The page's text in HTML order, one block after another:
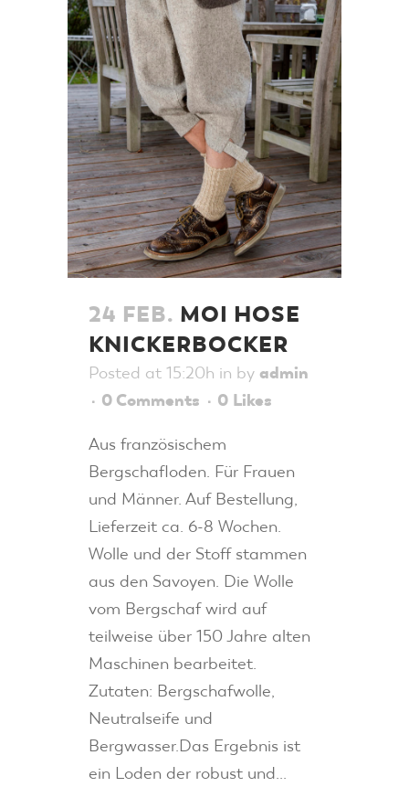
24 FEB. MOI HOSE
KNICKERBOCKER
Posted at 15:20h in by admin
0 Comments
0 Likes
Aus französischem
Bergschafloden. Für Frauen
und Männer. Auf Bestellung,
Lieferzeit ca. 6-8 Wochen.
Wolle und der Stoff stammen
aus den Savoyen. Die Wolle
vom Bergschaf wird auf
teilweise über 150 Jahre alten
Maschinen bearbeitet.
Zutaten: Bergschafwolle,
Neutralseife und
Bergwasser.Das Ergebnis ist
ein Loden der robust und...